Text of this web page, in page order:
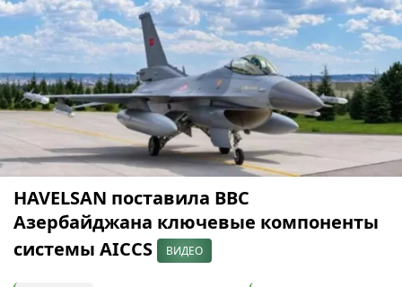
HAVELSAN поставила ВВС
Азербайджана ключевые компоненты
системы AICCS
ВИДЕО